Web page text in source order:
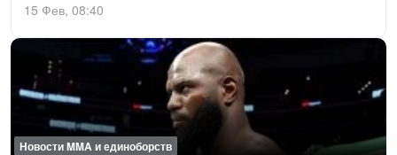
15 Фев, 08:40
Новости MMA и единоборств